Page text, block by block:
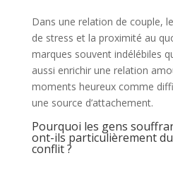
Dans une relation de couple,
de stress et la proximité au
marques souvent indélébiles
aussi enrichir une relation
moments heureux comme
une source d’attachement.
Pourquoi les gens
ont-ils particulièrement
conflit ?